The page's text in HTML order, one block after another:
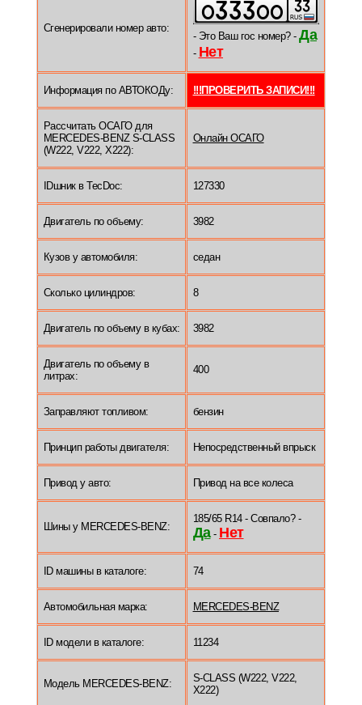
Сгенерировали номер авто:
- Это Ваш гос номер? - Да
- Нет
Информация по АВТОКОДу: !!!ПРОВЕРИТЬ ЗАПИСИ!!!
Рассчитать ОСАГО для
MERCEDES-BENZ S-CLASS
(W222, V222, X222):
Онлайн ОСАГО
IDшник в TecDoc: 127330
Двигатель по объему: 3982
Кузов у автомобиля: седан
Сколько цилиндров: 8
Двигатель по объему в кубах: 3982
Двигатель по объему в
литрах:
400
Заправляют топливом: бензин
Принцип работы двигателя: Непосредственный впрыск
Привод у авто: Привод на все колеса
Шины у MERCEDES-BENZ:
185/65 R14 - Совпало? -
Да- Нет
ID машины в каталоге: 74
Автомобильная марка: MERCEDES-BENZ
ID модели в каталоге: 11234
Модель MERCEDES-BENZ:
S-CLASS (W222, V222,
X222)